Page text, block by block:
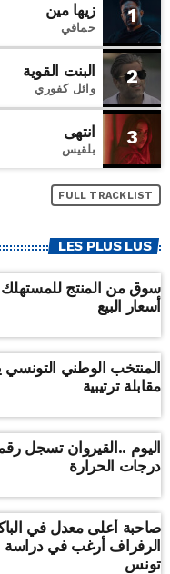
1 زيها مين
حماقي
2 البنت القوية
وائل كفوري
3 انتهى
بلقيس
FULL TRACKLIST
LES PLUS LUS
سوق من المنتج للمستهلك
أسعار البيع
المنتخب الوطني
مقابلة ترتيبية
اليوم ..القيروان تسجل
درجات الحرارة
صاحبة أعلى معدل
الرفراف أرغب في دراسة
تونس